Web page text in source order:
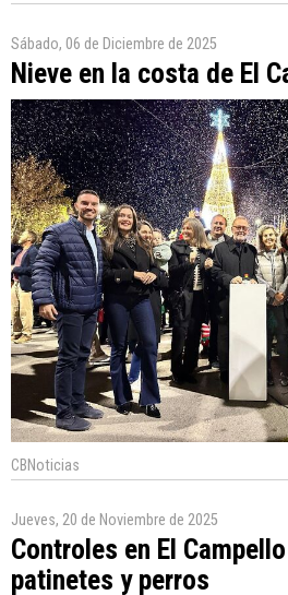
Sábado, 06 de Diciembre de 2025
Nieve en la costa de El
CBNoticias
Jueves, 20 de Noviembre de 2025
Controles en El
patinetes y perros